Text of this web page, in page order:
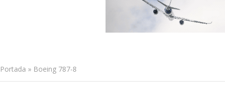
Portada » Boeing 787-8